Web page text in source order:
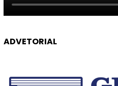
ADVETORIAL